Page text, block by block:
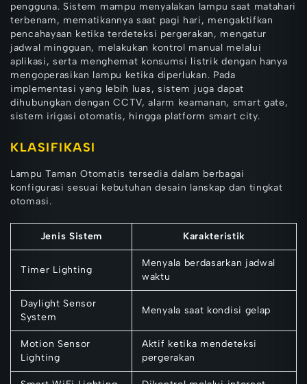
pengguna. Sistem mampu menyalakan lampu saat matahari
terbenam, mematikannya saat pagi hari, mengaktifkan
pencahayaan ketika terdeteksi pergerakan, mengatur
jadwal mingguan, melakukan kontrol manual melalui
aplikasi, serta menghemat konsumsi listrik dengan hanya
mengoperasikan lampu ketika diperlukan. Pada
implementasi yang lebih luas, sistem juga dapat
dihubungkan dengan CCTV, alarm keamanan, smart gate,
sistem irigasi otomatis, hingga platform smart city.
KLASIFIKASI
Lampu Taman Otomatis tersedia dalam berbagai
konfigurasi sesuai kebutuhan desain lanskap dan tingkat
otomasi.
Jenis Sistem Karakteristik
Timer Lighting
Menyala berdasarkan jadwal
waktu
Daylight Sensor
System
Menyala saat kondisi gelap
Motion Sensor
Lighting
Aktif ketika mendeteksi
pergerakan